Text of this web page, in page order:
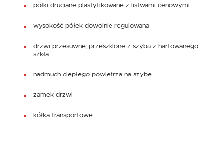
półki druciane plastyfikowane z listwami cenowymi
wysokość półek dowolnie regulowana
drzwi przesuwne, przeszklone z szybą z hartowanego
szkła
nadmuch ciepłego powietrza na szybę
zamek drzwi
kółka transportowe